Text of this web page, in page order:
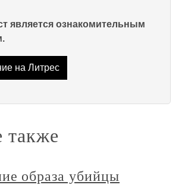
является ознакомительным
на Литрес
также
образа убийцы